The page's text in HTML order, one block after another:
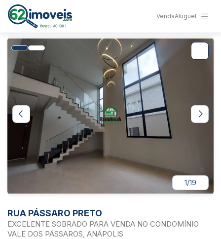
VendaAluguel
1/19
RUA PÁSSARO PRETO
EXCELENTE SOBRADO PARA VENDA NO CONDOMÍNIO
VALE DOS PÁSSAROS, ANÁPOLIS